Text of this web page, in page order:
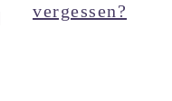
vergessen?